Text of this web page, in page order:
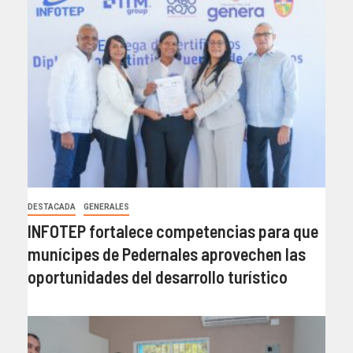
DESTACADA GENERALES
INFOTEP fortalece competencias para que
munícipes de Pedernales aprovechen las
oportunidades del desarrollo turístico